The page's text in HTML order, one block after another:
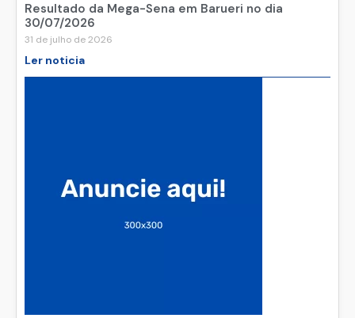
Resultado da Mega-Sena em Barueri no dia
30/07/2026
31 de julho de 2026
Ler noticia